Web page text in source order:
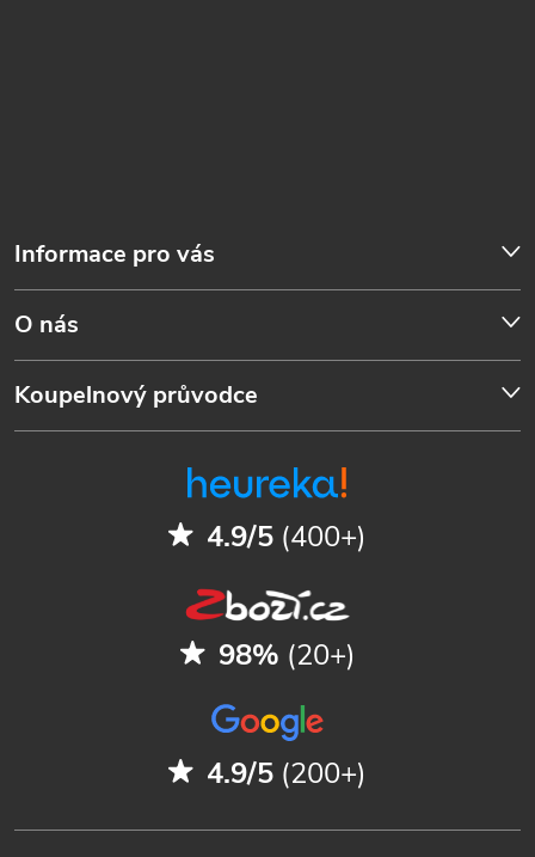
Informace pro vás
O nás
Koupelnový průvodce
4.9/5 (400+)
98% (20+)
4.9/5 (200+)